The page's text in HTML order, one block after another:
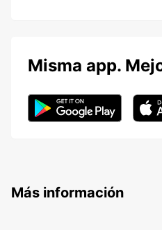
Misma app.
Más información